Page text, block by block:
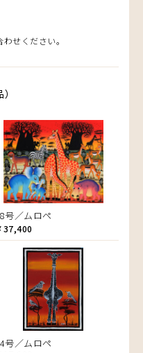
せください。
号／ムロペ
37,400
号／ムロペ